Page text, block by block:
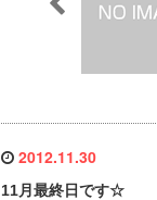
2012.11.30
11月最終日です☆